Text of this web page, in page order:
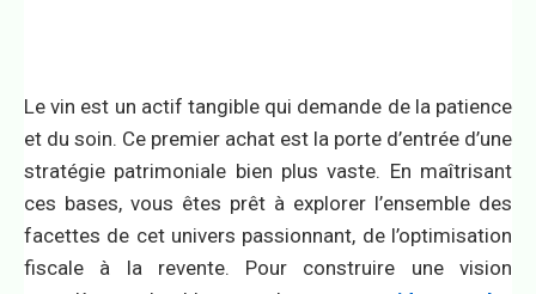
Le vin est un actif tangible qui demande de la patience
et du soin. Ce premier achat est la porte d’entrée d’une
stratégie patrimoniale bien plus vaste. En maîtrisant
ces bases, vous êtes prêt à explorer l’ensemble des
facettes de cet univers passionnant, de l’optimisation
fiscale à la revente. Pour construire une vision